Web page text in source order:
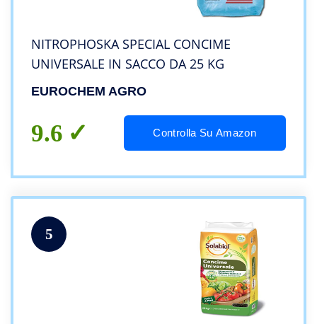
NITROPHOSKA SPECIAL CONCIME
UNIVERSALE IN SACCO DA 25 KG
EUROCHEM AGRO
9.6 Controlla Su Amazon
5